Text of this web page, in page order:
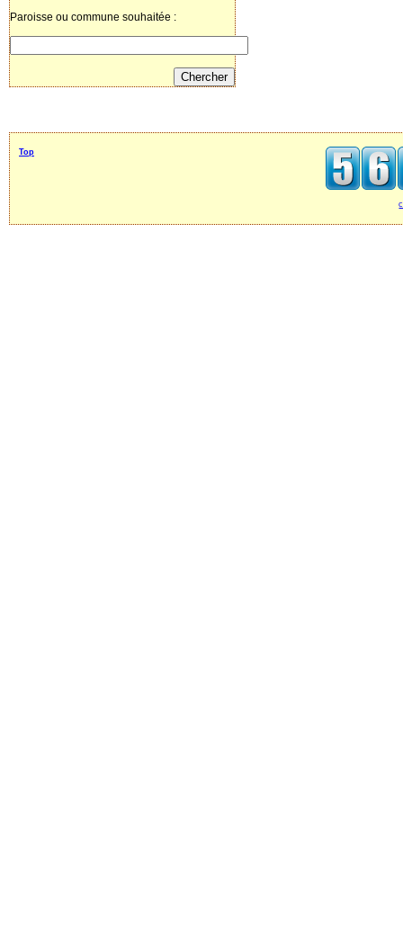
Paroisse ou commune souhaitée :
Top